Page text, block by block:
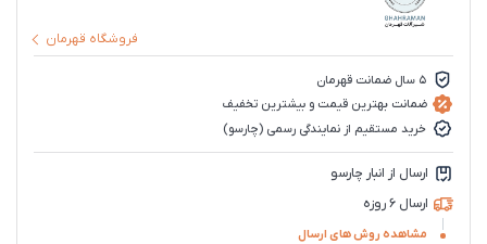
فروشگاه قهرمان
5 سال ضمانت قهرمان
ضمانت بهترین قیمت و بیشترین تخفیف
خرید مستقیم از نمایندگی رسمی (چارسو)
ارسال از انبار چارسو
ارسال 6 روزه
مشاهده روش های ارسال